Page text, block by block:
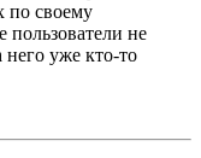
по своему
не
него уже кто-то